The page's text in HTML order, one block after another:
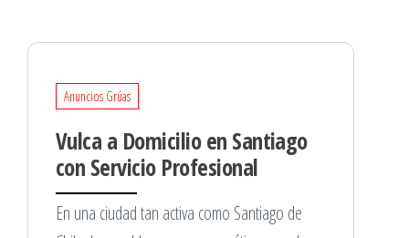
Anuncios Grúas
Vulca a Domicilio en Santiago
con Servicio Profesional
En una ciudad tan activa como Santiago de